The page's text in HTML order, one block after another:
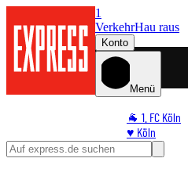
1
VerkehrHau raus
Konto
Menü
🐐 1. FC Köln
♥️ Köln
⭐ Promi